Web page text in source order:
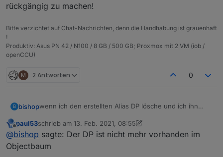
rückgängig zu machen!
Bitte verzichtet auf Chat-Nachrichten, denn die Handhabung ist grauenhaft
!
Produktiv: Asus PN 42 / N100 / 8 GB / 500 GB; Proxmox mit 2 VM (iob /
openCCU)
M 2 Antworten 0
B bishopwenn ich den erstellten Alias DP lösche und ich ihn
Offline
paul53schrieb am 13. Feb. 2021, 08:55
zuletzt editiert von paul53
@bishop sagte: Der DP ist nicht mehr vorhanden im
Objectbaum